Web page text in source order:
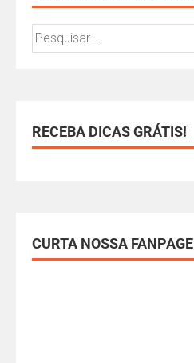
RECEBA DICAS GRÁTIS!
CURTA NOSSA FANPAGE